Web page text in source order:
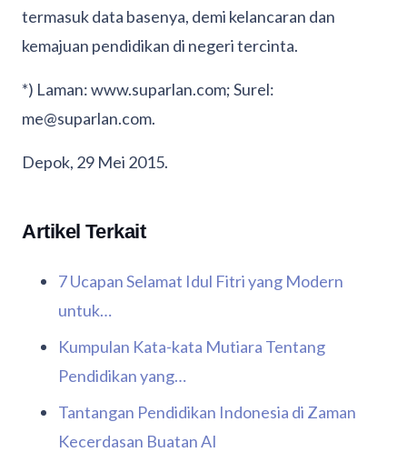
termasuk data basenya, demi kelancaran dan
kemajuan pendidikan di negeri tercinta.
*) Laman: www.suparlan.com; Surel:
me@suparlan.com.
Depok, 29 Mei 2015.
Artikel Terkait
7 Ucapan Selamat Idul Fitri yang Modern
untuk…
Kumpulan Kata-kata Mutiara Tentang
Pendidikan yang…
Tantangan Pendidikan Indonesia di Zaman
Kecerdasan Buatan AI